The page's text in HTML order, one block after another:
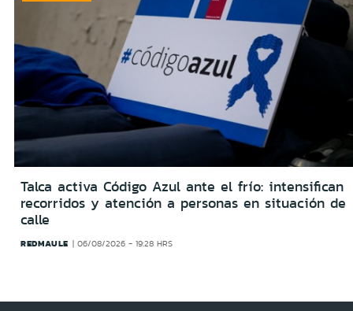
Talca activa Código Azul ante el frío: intensifican
recorridos y atención a personas en situación de
calle
REDMAULE 06/08/2026 - 19:28 HRS